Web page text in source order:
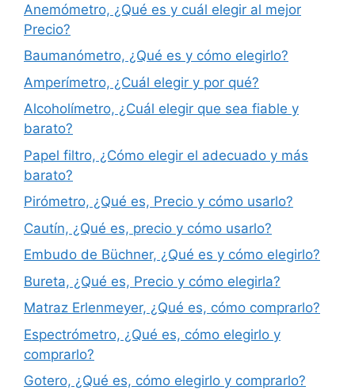
Anemómetro, ¿Qué es y cuál elegir al mejor
Precio?
Baumanómetro, ¿Qué es y cómo elegirlo?
Amperímetro, ¿Cuál elegir y por qué?
Alcoholímetro, ¿Cuál elegir que sea fiable y
barato?
Papel filtro, ¿Cómo elegir el adecuado y más
barato?
Pirómetro, ¿Qué es, Precio y cómo usarlo?
Cautín, ¿Qué es, precio y cómo usarlo?
Embudo de Büchner, ¿Qué es y cómo elegirlo?
Bureta, ¿Qué es, Precio y cómo elegirla?
Matraz Erlenmeyer, ¿Qué es, cómo comprarlo?
Espectrómetro, ¿Qué es, cómo elegirlo y
comprarlo?
Gotero, ¿Qué es, cómo elegirlo y comprarlo?